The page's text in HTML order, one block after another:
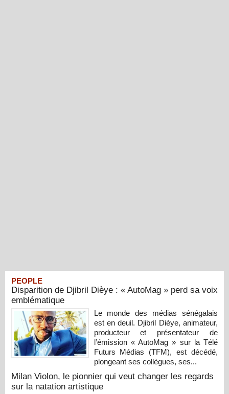
PEOPLE
Disparition de Djibril Dièye : « AutoMag » perd sa voix
emblématique
Le monde des médias sénégalais
est en deuil. Djibril Dièye, animateur,
producteur et présentateur de
l’émission « AutoMag » sur la Télé
Futurs Médias (TFM), est décédé,
plongeant ses collègues, ses...
Milan Violon, le pionnier qui veut changer les regards
sur la natation artistique